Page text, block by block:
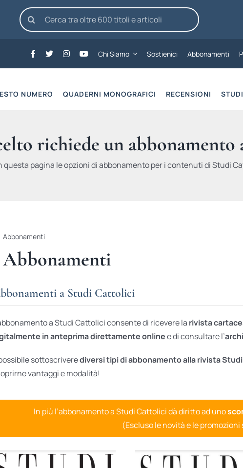
Cerca
per:
Chi Siamo Sostienici Abbonamenti
NUMERO QUADERNI MONOGRAFICI RECENSIONI STUDI
richiede un
questa pagina le opzioni di abbonamento per i contenuti di Studi
Abbonamenti
Abbonamenti
a Studi Cattolici
a Studi Cattolici consente di ricevere la rivista
in anteprima direttamente onlinee di consultare l’
sottoscriverediversi tipi di abbonamento alla rivista
vantaggi e modalità!
In più l’abbonamento a Studi Cattolici dà diritto ad uno
(Escluso le novità e le promozioni